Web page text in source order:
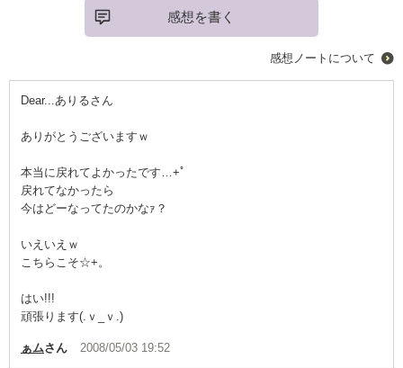
感想を書く
感想ノートについて
Dear...ありるさん
ありがとうございますｗ
本当に戻れてよかったです…+ﾟ
戻れてなかったら
今はどーなってたのかなｧ？
いえいえｗ
こちらこそ☆+。
はい!!!
頑張ります(.ｖ_ｖ.)
ぁムさん 2008/05/03 19:52